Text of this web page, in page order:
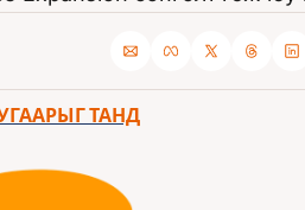
ТАНД